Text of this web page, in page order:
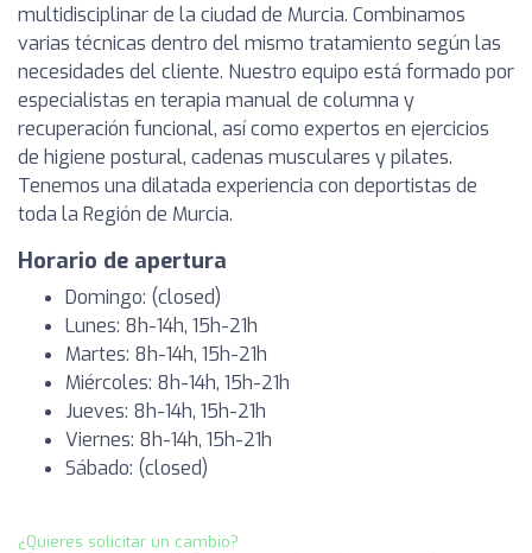
multidisciplinar de la ciudad de Murcia. Combinamos
varias técnicas dentro del mismo tratamiento según las
necesidades del cliente. Nuestro equipo está formado por
especialistas en terapia manual de columna y
recuperación funcional, así como expertos en ejercicios
de higiene postural, cadenas musculares y pilates.
Tenemos una dilatada experiencia con deportistas de
toda la Región de Murcia.
Horario de apertura
Domingo: (closed)
Lunes: 8h-14h, 15h-21h
Martes: 8h-14h, 15h-21h
Miércoles: 8h-14h, 15h-21h
Jueves: 8h-14h, 15h-21h
Viernes: 8h-14h, 15h-21h
Sábado: (closed)
¿Quieres solicitar un cambio?